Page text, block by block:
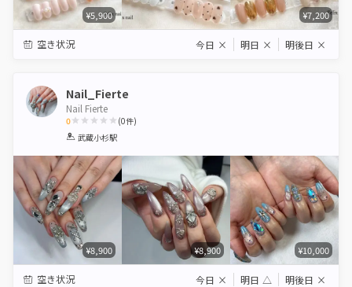
¥5,900 ¥7,200
空き状況 今日 × 明日 × 明後日 ×
Nail_Fierte
Nail Fierte
0
1 2 3 4 5
(0件)
武蔵小杉駅
¥8,900 ¥8,900 ¥10,000
空き状況 今日 × 明日 △ 明後日 ×